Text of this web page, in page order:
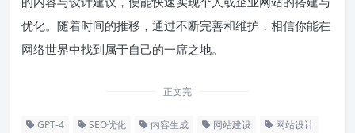
优化。随着时间的推移，通过不断完善和维护，相信你能在
网络世界中找到属于自己的一席之地。
正文完
GPT-4 SEO优化 内容生成 网站建设 网站设计